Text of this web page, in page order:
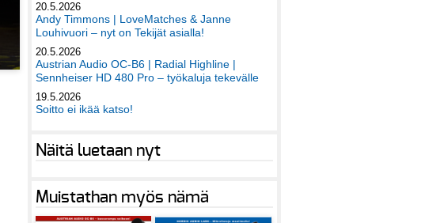
20.5.2026
Andy Timmons | LoveMatches & Janne
Louhivuori – nyt on Tekijät asialla!
20.5.2026
Austrian Audio OC-B6 | Radial Highline |
Sennheiser HD 480 Pro – työkaluja tekevälle
19.5.2026
Soitto ei ikää katso!
Näitä luetaan nyt
Muistathan myös nämä